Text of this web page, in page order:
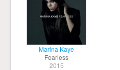
Marina Kaye
Fearless
2015